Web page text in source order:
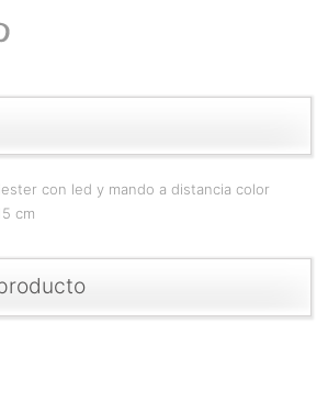
con led y mando a distancia color
cm